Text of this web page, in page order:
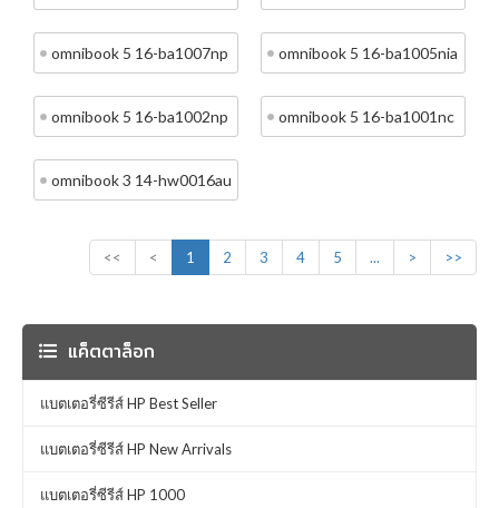
omnibook 5 16-ba1007np omnibook 5 16-ba1005nia
omnibook 5 16-ba1002np omnibook 5 16-ba1001nc
omnibook 3 14-hw0016au
<< < 1 2 3 4 5 ... > >>
แค็ตตาล็อก
แบตเตอรี่ซีรีส์ HP Best Seller
แบตเตอรี่ซีรีส์ HP New Arrivals
แบตเตอรี่ซีรีส์ HP 1000